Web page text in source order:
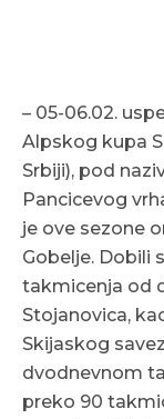
– 05-06.02.
Alpskog kupa
Srbiji), pod
Pancicevog
je ove sezone
Gobelje. Dobili
takmicenja od
Stojanovica,
Skijaskog
dvodnevnom
preko 90